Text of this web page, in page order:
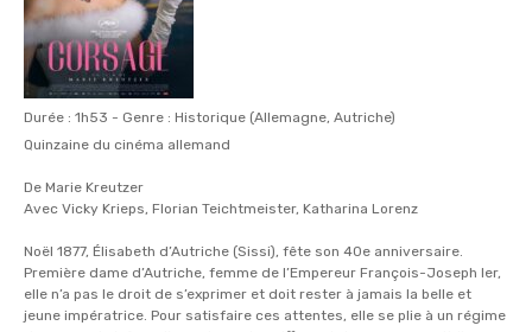
Durée : 1h53 - Genre : Historique (Allemagne, Autriche)
Quinzaine du cinéma allemand
De Marie Kreutzer
Avec Vicky Krieps, Florian Teichtmeister, Katharina Lorenz
Noël 1877, Élisabeth d’Autriche (Sissi), fête son 40e anniversaire.
Première dame d’Autriche, femme de l’Empereur François-Joseph Ier,
elle n’a pas le droit de s’exprimer et doit rester à jamais la belle et
jeune impératrice. Pour satisfaire ces attentes, elle se plie à un régime